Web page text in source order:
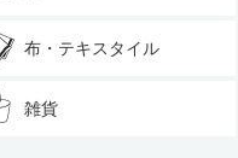
布・テキスタイル
雑貨